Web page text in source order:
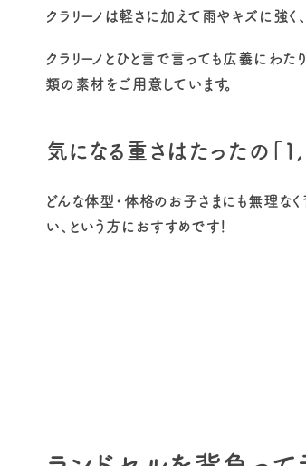
クラリーノは軽さに加えて雨やキズに強
クラリーノとひと言で言っても広義にわた
類の素材をご用意しています。
気になる重さはたったの「
どんな体型・体格のお子さまにも無理な
い、という方におすすめです！